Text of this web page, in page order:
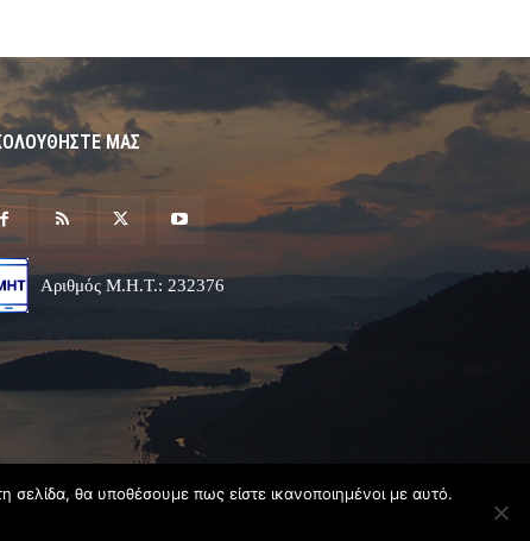
ΜΑΣ
Αριθμός Μ.Η.Τ.: 232376
σελίδα, θα υποθέσουμε πως είστε ικανοποιημένοι με αυτό.